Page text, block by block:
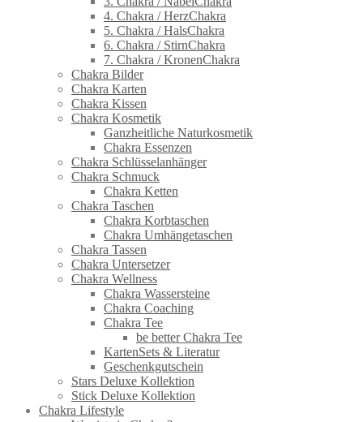
4. Chakra / HerzChakra
5. Chakra / HalsChakra
6. Chakra / StirnChakra
7. Chakra / KronenChakra
Chakra Bilder
Chakra Karten
Chakra Kissen
Chakra Kosmetik
Ganzheitliche Naturkosmetik
Chakra Essenzen
Chakra Schlüsselanhänger
Chakra Schmuck
Chakra Ketten
Chakra Taschen
Chakra Korbtaschen
Chakra Umhängetaschen
Chakra Tassen
Chakra Untersetzer
Chakra Wellness
Chakra Wassersteine
Chakra Coaching
Chakra Tee
be better Chakra Tee
KartenSets & Literatur
Geschenkgutschein
Stars Deluxe Kollektion
Stick Deluxe Kollektion
Chakra Lifestyle